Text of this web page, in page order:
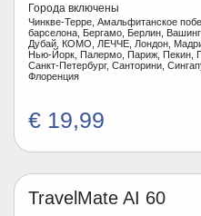
Города включены
Чинкве-Терре, Амальфитанское
барселона, Бергамо, Берлин,
Дубай, КОМО, ЛЕЧЧЕ, Лондон,
Нью-Йорк, Палермо, Париж, Пекин,
Санкт-Петербург, Санторини,
Флоренция
€ 19,99
TravelMate AI 60